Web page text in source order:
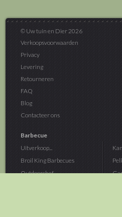
© Uw tuin en Dier 2026
Verkoopsvoorwaarden
Privacy
Levering
Retourneren
FAQ
Blog
Contacteer ons
Barbecue
Uitverkoop...
Broil King Barbecues
Outdoorchef...